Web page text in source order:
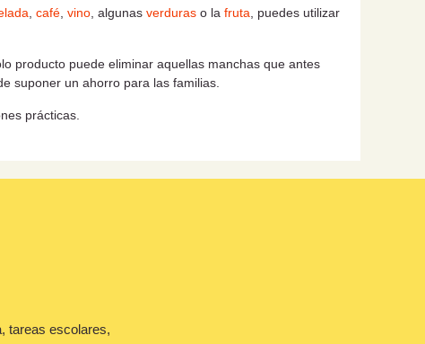
café vino , algunas verduras o la fruta , puedes utilizar
producto puede eliminar aquellas manchas que antes
suponer un ahorro para las familias.
prácticas.
tareas escolares,